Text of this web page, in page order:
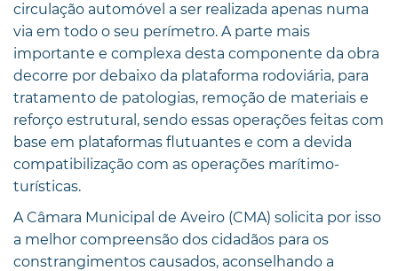
circulação automóvel a ser realizada apenas numa
via em todo o seu perímetro. A parte mais
importante e complexa desta componente da obra
decorre por debaixo da plataforma rodoviária, para
tratamento de patologias, remoção de materiais e
reforço estrutural, sendo essas operações feitas com
base em plataformas flutuantes e com a devida
compatibilização com as operações marítimo-
turísticas.
A Câmara Municipal de Aveiro (CMA) solicita por isso
a melhor compreensão dos cidadãos para os
constrangimentos causados, aconselhando a